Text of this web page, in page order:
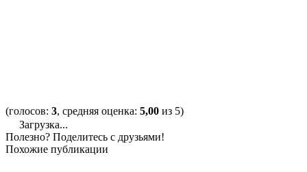
(голосов: 3, средняя оценка: 5,00 из 5)
Загрузка...
Полезно? Поделитесь с друзьями!
Похожие публикации